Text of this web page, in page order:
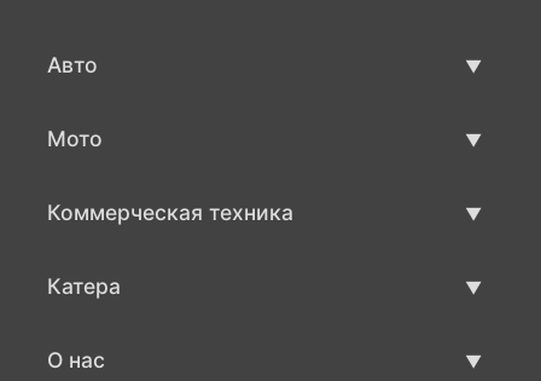
Авто
Мото
Коммерческая техника
Катера
О нас